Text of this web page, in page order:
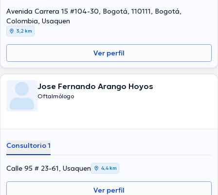
Avenida Carrera 15 #104-30, Bogotá, 110111, Bogotá,
Colombia, Usaquen
3,2 km
Ver perfil
Jose Fernando Arango Hoyos
Oftalmólogo
Consultorio 1
Calle 95 # 23-61, Usaquen 4,4 km
Ver perfil